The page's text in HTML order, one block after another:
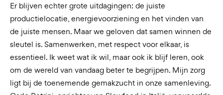
Er blijven echter grote uitdagingen: de juiste
productielocatie, energievoorziening en het vinden van
de juiste mensen. Maar we geloven dat samen winnen de
sleutel is. Samenwerken, met respect voor elkaar, is
essentieel. Ik weet wat ik wil, maar ook ik blijf leren, ook
om de wereld van vandaag beter te begrijpen. Mijn zorg
ligt bij de toenemende gemakzucht in onze samenleving.